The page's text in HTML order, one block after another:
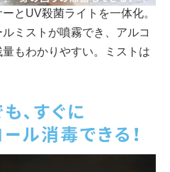
とUV殺菌ライトを一体化。
ミストが噴霧でき、アルコ
もわかりやすい。ミストは